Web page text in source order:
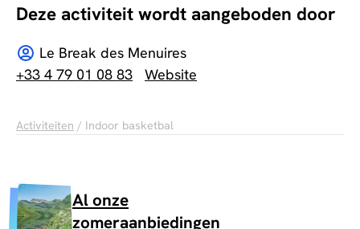
Deze activiteit wordt aangeboden door
Le Break des Menuires
+33 4 79 01 08 83
Website
Activiteiten / Indoor basketbal
Al onze
zomeraanbiedingen